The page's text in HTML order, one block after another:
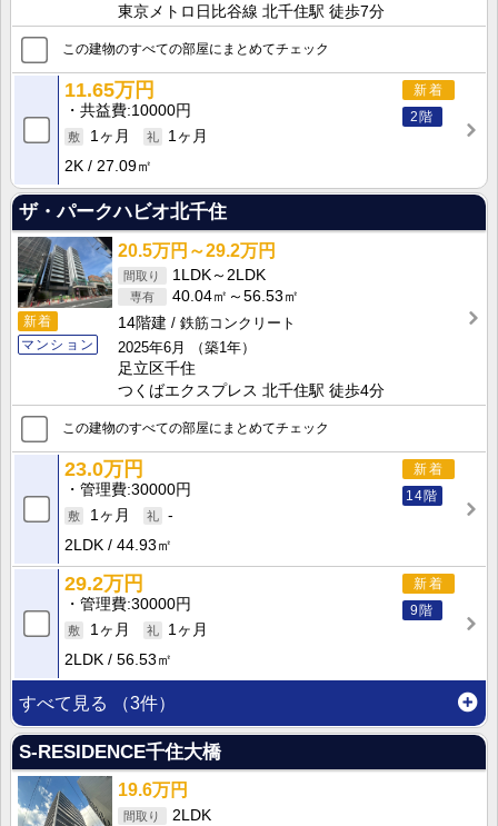
東京メトロ日比谷線 北千住駅 徒歩7分
この建物のすべての部屋にまとめてチェック
新着
2階
11.65万円
共益費 10000円
1ヶ月
1ヶ月
2K
27.09㎡
ザ・パークハビオ北千住
新着
マンション
20.5万円～29.2万円
1LDK～2LDK
40.04㎡～56.53㎡
14階建
鉄筋コンクリート
2025年6月
（築1年）
足立区千住
つくばエクスプレス 北千住駅 徒歩4分
この建物のすべての部屋にまとめてチェック
新着
14階
23.0万円
管理費 30000円
1ヶ月
-
2LDK
44.93㎡
新着
9階
29.2万円
管理費 30000円
1ヶ月
1ヶ月
2LDK
56.53㎡
すべて見る （3件）
S-RESIDENCE千住大橋
19.6万円
2LDK